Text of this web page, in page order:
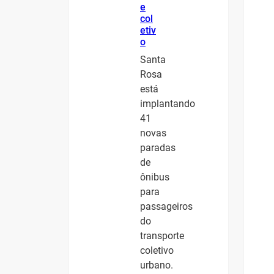
e
col
etiv
o
Santa
Rosa
está
implantando
41
novas
paradas
de
ônibus
para
passageiros
do
transporte
coletivo
urbano.